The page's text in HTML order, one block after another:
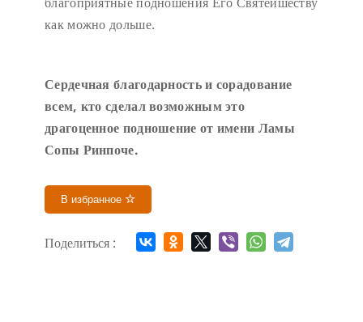
как можно дольше.
Сердечная благодарность и сорадование
всем, кто сделал возможным это
драгоценное подношение от имени Ламы
Сопы Ринпоче.
В избранное
Поделиться :